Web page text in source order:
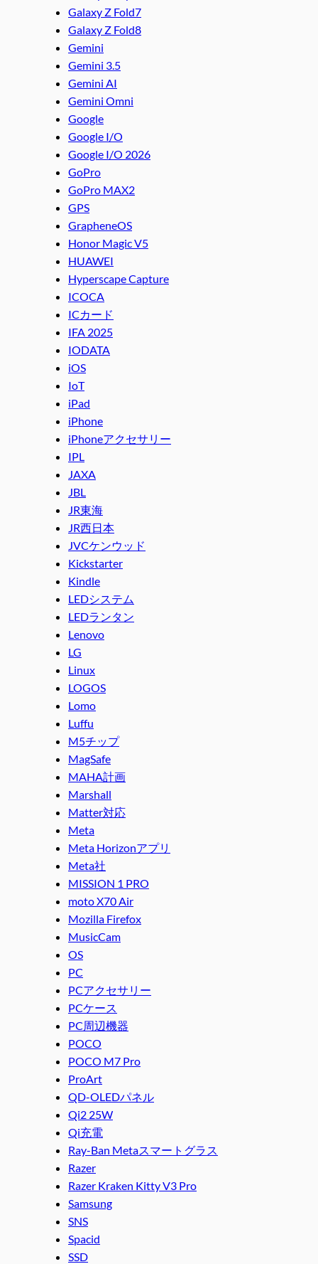
Galaxy Z Fold7
Galaxy Z Fold8
Gemini
Gemini 3.5
Gemini AI
Gemini Omni
Google
Google I/O
Google I/O 2026
GoPro
GoPro MAX2
GPS
GrapheneOS
Honor Magic V5
HUAWEI
Hyperscape Capture
ICOCA
ICカード
IFA 2025
IODATA
iOS
IoT
iPad
iPhone
iPhoneアクセサリー
IPL
JAXA
JBL
JR東海
JR西日本
JVCケンウッド
Kickstarter
Kindle
LEDシステム
LEDランタン
Lenovo
LG
Linux
LOGOS
Lomo
Luffu
M5チップ
MagSafe
MAHA計画
Marshall
Matter対応
Meta
Meta Horizonアプリ
Meta社
MISSION 1 PRO
moto X70 Air
Mozilla Firefox
MusicCam
OS
PC
PCアクセサリー
PCケース
PC周辺機器
POCO
POCO M7 Pro
ProArt
QD-OLEDパネル
Qi2 25W
Qi充電
Ray-Ban Metaスマートグラス
Razer
Razer Kraken Kitty V3 Pro
Samsung
SNS
Spacid
SSD